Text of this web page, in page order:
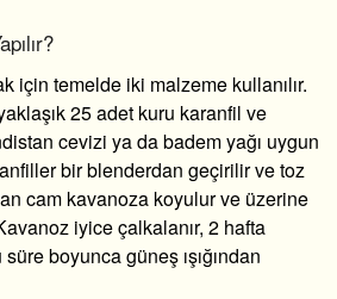
için temelde iki malzeme kullanılır.
25 adet kuru karanfil ve
cevizi ya da badem yağı uygun
bir blenderdan geçirilir ve toz
cam kavanoza koyulur ve üzerine
iyice çalkalanır, 2 hafta
boyunca güneş ışığından